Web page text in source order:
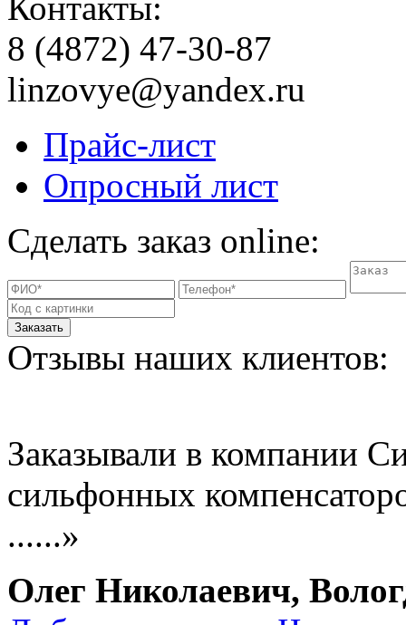
8 (4872) 47-30-87
linzovye@yandex.ru
Прайс-лист
Опросный лист
Сделать заказ online:
Отзывы наших клиентов:
Заказывали в компании
сильфонных
......»
Олег Николаевич,